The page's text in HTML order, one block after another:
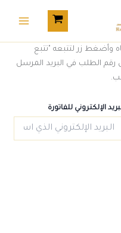
وأضغط زر لتتبعه "تتبع
رقم الطلب في البريد المرسل
الإلكتروني للفاتورة